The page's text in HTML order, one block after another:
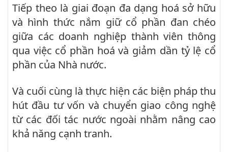
Tiếp theo là giai đoạn đa dạng hoá sở hữu
và hình thức nắm giữ cổ phần đan chéo
giữa các doanh nghiệp thành viên thông
qua việc cổ phần hoá và giảm dần tỷ lệ cổ
phần của Nhà nước.
Và cuối cùng là thực hiện các biện pháp thu
hút đầu tư vốn và chuyển giao công nghệ
từ các đối tác nước ngoài nhằm nâng cao
khả năng cạnh tranh.